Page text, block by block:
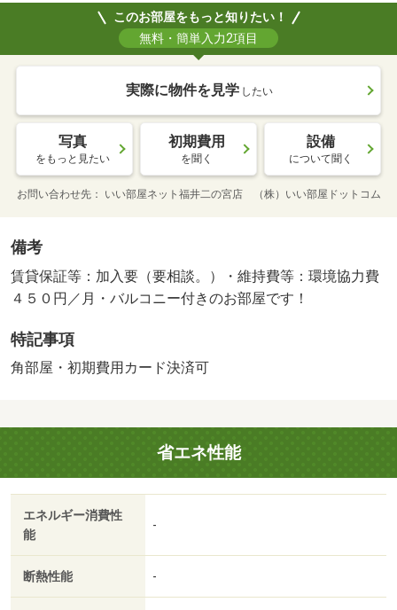
このお部屋をもっと知りたい！
無料・簡単入力2項目
実際に物件を見学 したい
写真
をもっと見たい
初期費用
を聞く
設備
について聞く
お問い合わせ先 いい部屋ネット福井二の宮店 （株）いい部屋ドットコム
備考
賃貸保証等：加入要（要相談。）・維持費等：環境協力費
４５０円／月・バルコニー付きのお部屋です！
特記事項
角部屋・初期費用カード決済可
省エネ性能
エネルギー消費性
能
-
断熱性能 -